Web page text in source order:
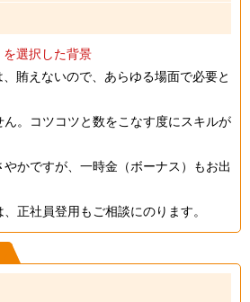
を選択した背景
賄えないので、あらゆる場面で必要と
。コツコツと数をこなす度にスキルが
かですが、一時金（ボーナス）もお出
正社員登用もご相談にのります。